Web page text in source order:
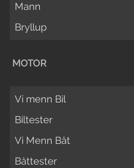
Mann
Bryllup
MOTOR
Vi menn Bil
Biltester
Vi Menn Båt
Båttester